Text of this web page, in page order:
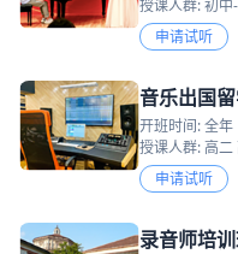
授课人群: 初中
申请试听
音乐出国
开班时间: 全年
授课人群: 高二
申请试听
录音师培